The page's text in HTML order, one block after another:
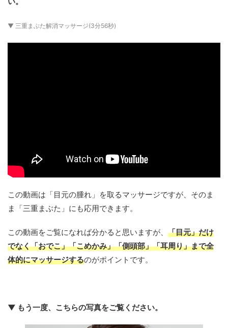
▼ 三重まぶた解消マッサージ(3分56秒)
この動画は「目元の腫れ」を取るマッサージですが、そのま
ま「三重まぶた」にも応用できます。
この動画をご覧になれば分かると思いますが、 「目元」だけ
でなく「おでこ」「こめかみ」「側頭部」「耳周り」まで全
体的にマッサージするのがポイントです。
▼ もう一度、こちらの写真をご覧ください。